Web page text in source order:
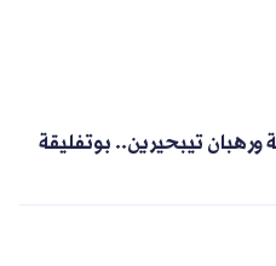
ورهبان تيبحيرين.. بوتفليقة